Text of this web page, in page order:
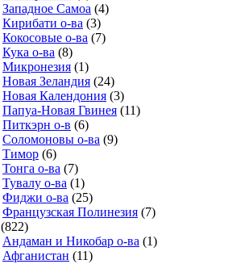
Западное Самоа (4)
Кирибати о-ва (3)
Кокосовые о-ва (7)
Кука о-ва (8)
Микронезия (1)
Новая Зеландия (24)
Новая Календония (3)
Папуа-Новая Гвинея (11)
Питкэрн о-в (6)
Соломоновы о-ва (9)
Тимор (6)
Тонга о-ва (7)
Тувалу о-ва (1)
Фиджи о-ва (25)
Французская Полинезия (7)
(822)
Андаман и Никобар о-ва (1)
Афганистан (11)